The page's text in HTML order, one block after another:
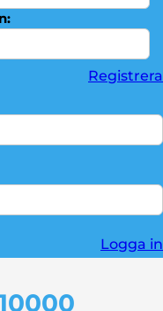
Registrera
Logga in